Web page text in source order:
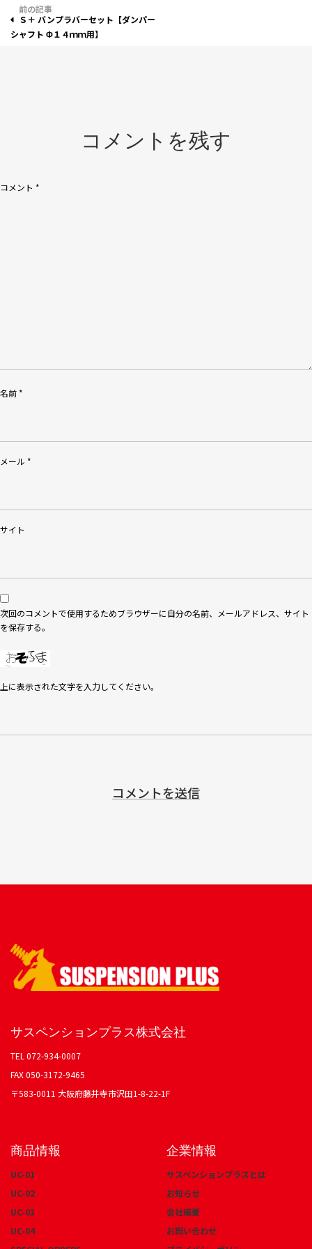
投
稿
ン
Ｓ＋ バンプラバーセット【ダンパー
シャフト Φ１４ｍｍ用】
コメントを残す
コメント *
名前 *
メール *
サイト
次回のコメントで使用するためブラウザーに自分の名前、メールアドレス、サイト
を保存する。
上に表示された文字を入力してください。
サスペンションプラス株式会社
TEL 072-934-0007
FAX 050-3172-9465
〒583-0011 大阪府藤井寺市沢田1-8-22-1F
商品情報
UC-01
UC-02
UC-03
UC-04
企業情報
サスペンションプラスとは
お知らせ
会社概要
お問い合わせ